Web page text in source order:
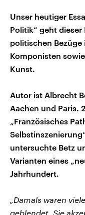
Unser heutiger
Politik“ geht
politischen Bezüge
Komponisten
Kunst.
Autor ist Albrecht
Aachen und Paris.
„Französisches
untersuchte Betz
Varianten eines
Jahrhundert.
„Damals waren
geblendet. Sie